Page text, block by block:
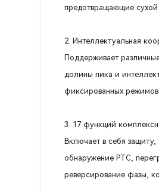
предотвращающие
2. Интеллектуальная
Поддерживает
долины пика и
фиксированных режимов
3. 17 функций
Включает в себя
обнаружение PTC,
реверсирование фазы,